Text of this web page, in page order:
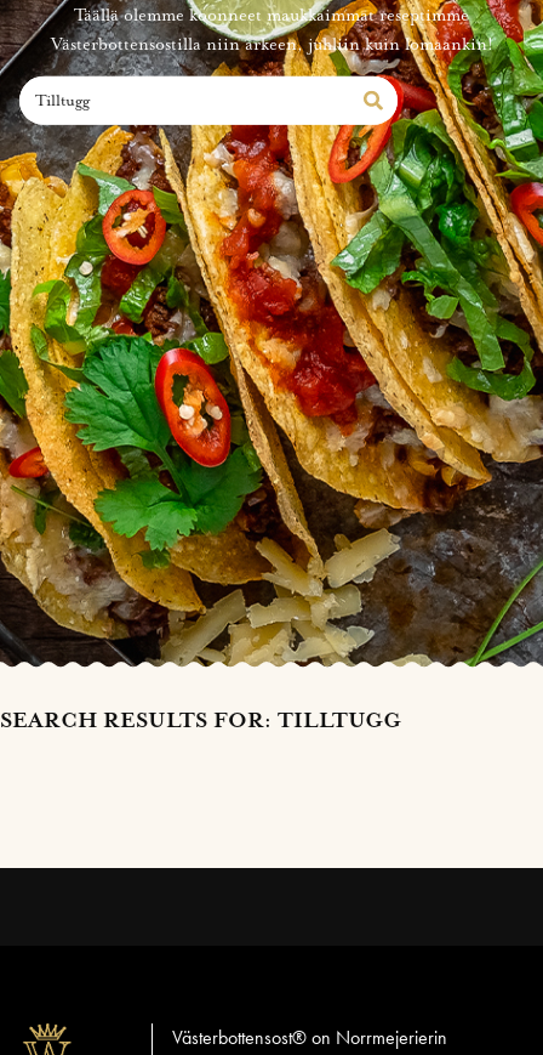
Täällä olemme koonneet maukkaimmat reseptimme
Västerbottensostilla niin arkeen, juhliin kuin lomaankin!
SEARCH RESULTS FOR: TILLTUGG
Västerbottensost® on Norrmejerierin